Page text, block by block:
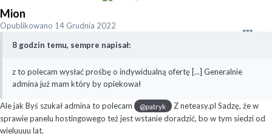
Mion
Opublikowano 14 Grudnia 2022
8 godzin temu, sempre napisał:
z to polecam wysłać prośbę o indywidualną ofertę [...] Generalnie
admina już mam który by opiekował
Ale jak Byś szukał admina to polecam @patryk
Z neteasy.pl Sadzę, że w
sprawie panelu hostingowego też jest wstanie doradzić, bo w tym siedzi od
wieluuuu lat.